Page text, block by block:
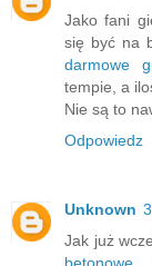
Jako fani
się być na
darmowe
tempie, a
Nie są to
Odpowiedz
Unknown
Jak już